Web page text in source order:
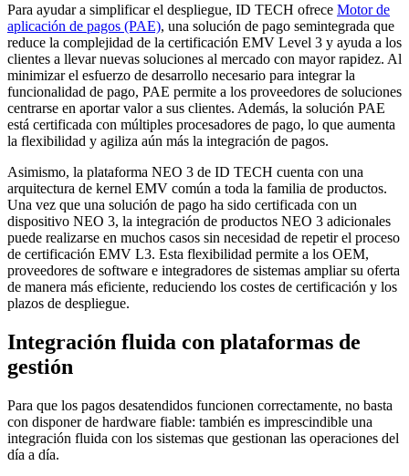
Para ayudar a simplificar el despliegue, ID TECH ofrece Motor de
aplicación de pagos (PAE), una solución de pago semintegrada que
reduce la complejidad de la certificación EMV Level 3 y ayuda a los
clientes a llevar nuevas soluciones al mercado con mayor rapidez. Al
minimizar el esfuerzo de desarrollo necesario para integrar la
funcionalidad de pago, PAE permite a los proveedores de soluciones
centrarse en aportar valor a sus clientes. Además, la solución PAE
está certificada con múltiples procesadores de pago, lo que aumenta
la flexibilidad y agiliza aún más la integración de pagos.
Asimismo, la plataforma NEO 3 de ID TECH cuenta con una
arquitectura de kernel EMV común a toda la familia de productos.
Una vez que una solución de pago ha sido certificada con un
dispositivo NEO 3, la integración de productos NEO 3 adicionales
puede realizarse en muchos casos sin necesidad de repetir el proceso
de certificación EMV L3. Esta flexibilidad permite a los OEM,
proveedores de software e integradores de sistemas ampliar su oferta
de manera más eficiente, reduciendo los costes de certificación y los
plazos de despliegue.
Integración fluida con plataformas de
gestión
Para que los pagos desatendidos funcionen correctamente, no basta
con disponer de hardware fiable: también es imprescindible una
integración fluida con los sistemas que gestionan las operaciones del
día a día.